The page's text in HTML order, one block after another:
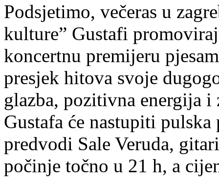
Podsjetimo, večeras u
kulture” Gustafi
koncertnu premijeru
presjek hitova svoje
glazba, pozitivna energija i
Gustafa će nastupiti
predvodi Sale Veruda,
počinje točno u 21 h, a